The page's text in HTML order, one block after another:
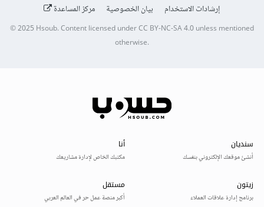
إرشادات الاستخدام
بيان الخصوصية مركز المساعدة
© 2025Hsoub.Content licensed underCC BY-NC-SA 4.0unless mentioned
otherwise.